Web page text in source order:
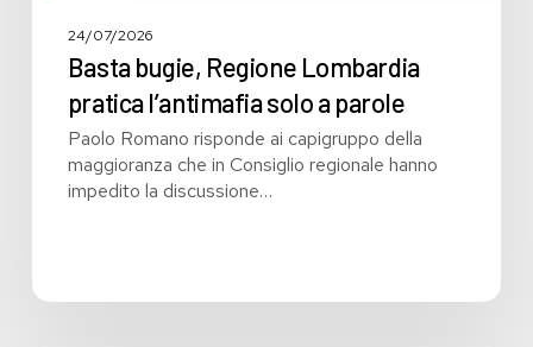
24/07/2026
Basta bugie, Regione Lombardia
pratica l’antimafia solo a parole
Paolo Romano risponde ai capigruppo della
maggioranza che in Consiglio regionale hanno
impedito la discussione…